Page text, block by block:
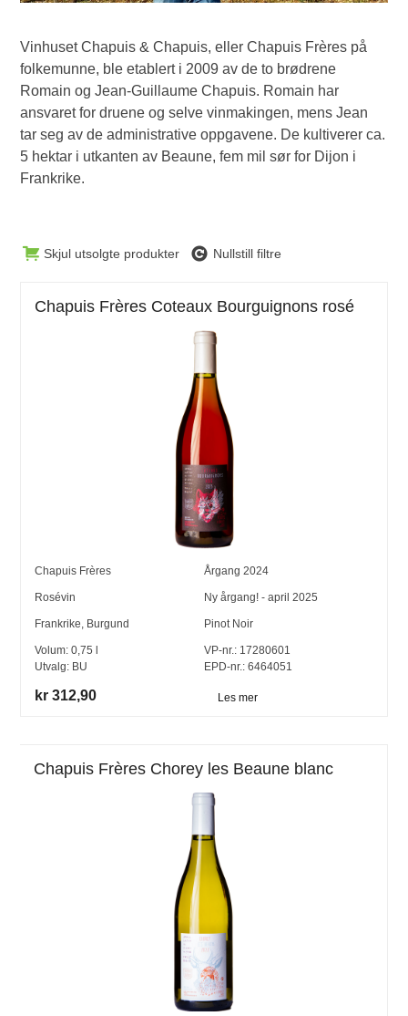
Vinhuset Chapuis & Chapuis, eller Chapuis Frères på
folkemunne, ble etablert i 2009 av de to brødrene
Romain og Jean-Guillaume Chapuis. Romain har
ansvaret for druene og selve vinmakingen, mens Jean
tar seg av de administrative oppgavene. De kultiverer ca.
5 hektar i utkanten av Beaune, fem mil sør for Dijon i
Frankrike.
Skjul utsolgte produkter Nullstill filtre
Chapuis Frères Coteaux Bourguignons rosé
Chapuis Frères Årgang 2024
Rosévin Ny årgang! - april 2025
Frankrike, Burgund Pinot Noir
Volum:0,75
Utvalg: BU
VP-nr.: 17280601
EPD-nr.: 6464051
kr 312,90 Les mer
Chapuis Frères Chorey les Beaune blanc